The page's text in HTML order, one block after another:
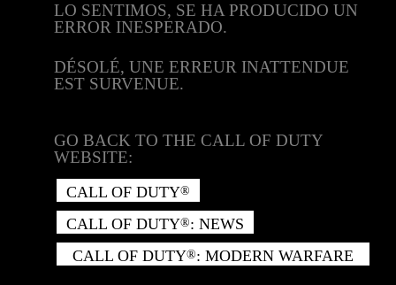
LO SENTIMOS, SE HA PRODUCIDO UN
ERROR INESPERADO.
DÉSOLÉ, UNE ERREUR INATTENDUE
EST SURVENUE.
GO BACK TO THE CALL OF DUTY
WEBSITE:
CALL OF DUTY®
CALL OF DUTY®: NEWS
CALL OF DUTY®: MODERN WARFARE